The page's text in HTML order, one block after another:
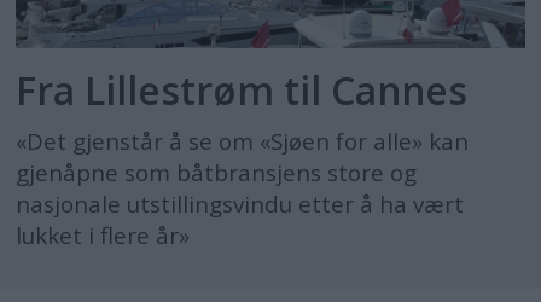
Fra Lillestrøm til Cannes
«Det gjenstår å se om «Sjøen for alle» kan
gjenåpne som båtbransjens store og
nasjonale utstillingsvindu etter å ha vært
lukket i flere år»